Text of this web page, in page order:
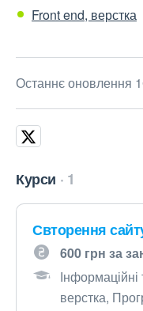
Front end, верстка
Останнє оновлення
Курси 1
Свторення
600 грн за
Інформаційні
верстка,